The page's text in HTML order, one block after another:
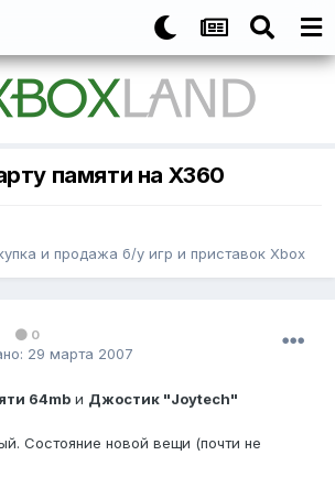
памяти на X360
и продажа б/у игр и приставок Xbox
0
29 марта 2007
64mb и Джостик "Joytech"
Состояние новой вещи (почти не